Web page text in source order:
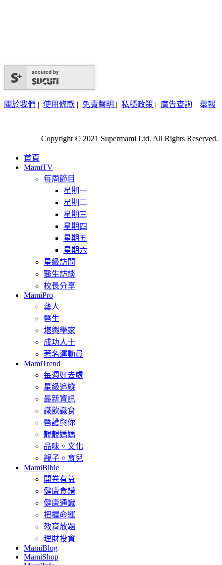
secured by
關於我們 | 使用條款 | 免責聲明 | 私穩政策 | 廣告查詢 | 舉報
Copyright © 2021 Supermami Ltd. All Rights Reserved.
首頁
MamiTV
每周節目
星期一
星期二
星期三
星期四
星期五
星期六
星級訪問
醫生訪談
校長分享
MamiPro
藝人
醫生
堪輿學家
成功人士
著名運動員
MamiTrend
每週好去處
星級追縱
最新資訊
識飲識食
醫護與你
靚靚媽媽
品味。文化
親子。育兒
MamiBible
開卷有益
健康食譜
健康通識
把握命運
教育放題
理財投資
MamiBlog
MamiShop